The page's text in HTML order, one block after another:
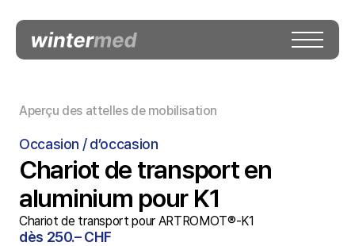
Aperçu des attelles de mobilisation
Occasion / d’occasion
Chariot de transport en
aluminium pour K1
Chariot de transport pour ARTROMOT®-K1
dès 250.– CHF